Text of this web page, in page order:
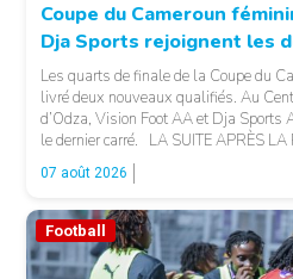
Coupe du Cameroun
Dja Sports rejoignent les
Les quarts de finale de la Coupe du
livré deux nouveaux qualifiés. Au
d’Odza, Vision Foot AA et Dja Sports
le dernier carré. LA SUITE APRÈS LA
FF, Vision Foot a dû patienter jusqu’à la
07 août 2026
Football